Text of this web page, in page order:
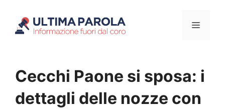
Menu
Cecchi Paone si sposa: i
dettagli delle nozze con